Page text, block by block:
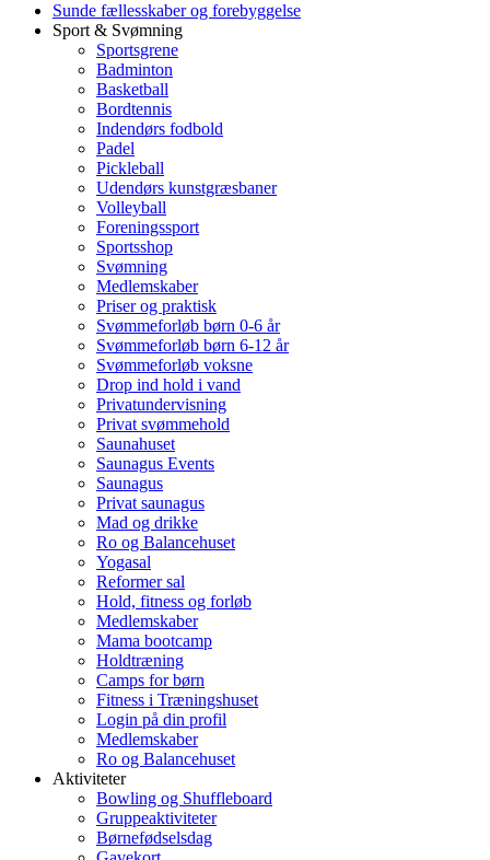
Sunde fællesskaber og forebyggelse
Sport & Svømning
Sportsgrene
Badminton
Basketball
Bordtennis
Indendørs fodbold
Padel
Pickleball
Udendørs kunstgræsbaner
Volleyball
Foreningssport
Sportsshop
Svømning
Medlemskaber
Priser og praktisk
Svømmeforløb børn 0-6 år
Svømmeforløb børn 6-12 år
Svømmeforløb voksne
Drop ind hold i vand
Privatundervisning
Privat svømmehold
Saunahuset
Saunagus Events
Saunagus
Privat saunagus
Mad og drikke
Ro og Balancehuset
Yogasal
Reformer sal
Hold, fitness og forløb
Medlemskaber
Mama bootcamp
Holdtræning
Camps for børn
Fitness i Træningshuset
Login på din profil
Medlemskaber
Ro og Balancehuset
Aktiviteter
Bowling og Shuffleboard
Gruppeaktiviteter
Børnefødselsdag